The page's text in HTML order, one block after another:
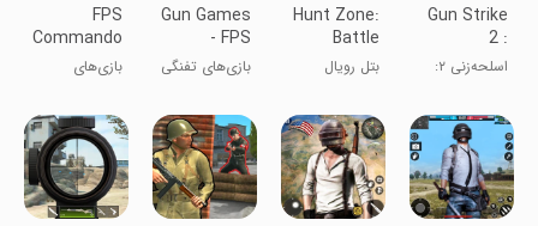
Gun Strike
2 :
Commando
Secret
FPS Game
اسلحه‌زنی ۲:
کماندو - بازی
FPS
Hunt Zone:
Battle
Royale
Arena
بتل رویال
Gun Games
- FPS
Shooting
Game
بازی‌های تفنگی
آفلاین
FPS
Commando
Shooter
Games
بازی‌های
FPS